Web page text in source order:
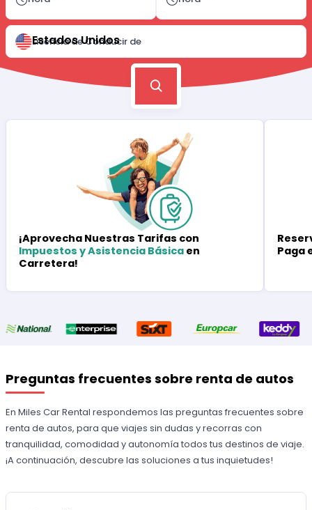
Licencia de Conducir de
Estados Unidos
¡Aprovecha Nuestras Tarifas con
Impuestos y Asistencia Básica en
Carretera!
Paga
Preguntas frecuentes sobre renta de autos
En Miles Car Rental respondemos las preguntas frecuentes sobre
renta de autos, para que viajes sin dudas y recorras con
tranquilidad, comodidad y autonomía todos tus destinos de viaje.
¡A continuación, descubre las soluciones a tus inquietudes!